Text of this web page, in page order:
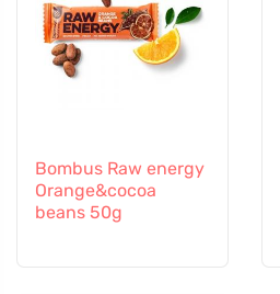
Bombus Raw energy
Orange&cocoa
beans 50g